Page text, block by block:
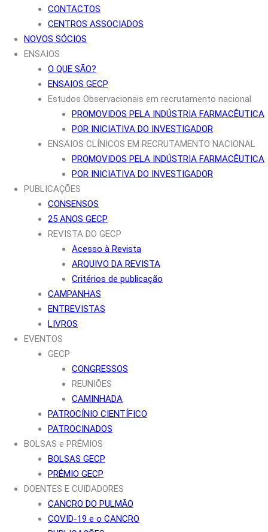
CONTACTOS
CENTROS ASSOCIADOS
NOVOS SÓCIOS
ENSAIOS
O QUE SÃO?
ENSAIOS GECP
Estudos Observacionais em recrutamento nacional
PROMOVIDOS PELA INDÚSTRIA FARMACÊUTICA
POR INICIATIVA DO INVESTIGADOR
ENSAIOS CLÍNICOS EM RECRUTAMENTO NACIONAL
PROMOVIDOS PELA INDÚSTRIA FARMACÊUTICA
POR INICIATIVA DO INVESTIGADOR
PUBLICAÇÕES
CONSENSOS
25 ANOS GECP
REVISTA DO GECP
Acesso à Revista
ARQUIVO DA REVISTA
Critérios de publicação
CAMPANHAS
ENTREVISTAS
LIVROS
EVENTOS
GECP
CONGRESSOS
REUNIÕES
CAMINHADA
PATROCÍNIO CIENTÍFICO
PATROCINADOS
BOLSAS e PRÉMIOS
BOLSAS GECP
PRÉMIO GECP
DOENTES E CUIDADORES
CANCRO DO PULMÃO
COVID-19 e o CANCRO